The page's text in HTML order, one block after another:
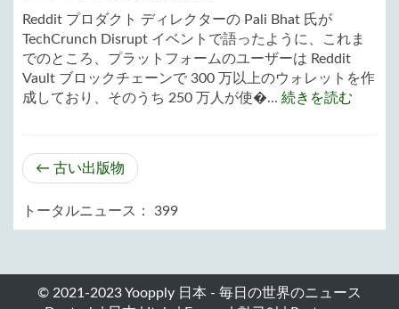
Reddit プロダクト ディレクターの Pali Bhat 氏が
TechCrunch Disrupt イベントで語ったように、これま
でのところ、プラットフォームのユーザーは Reddit
Vault ブロックチェーンで 300 万以上のウォレットを作
成しており、そのうち 250 万人が使�... 続きを読む
← 古い出版物
トータルニュース： 399
© 2021-2023 Yoopply 日本 - 毎日の世界のニュース